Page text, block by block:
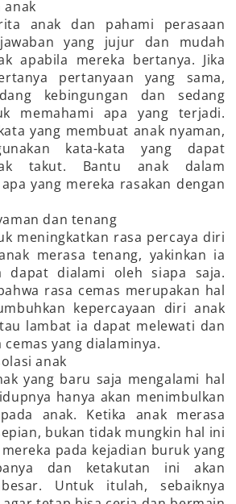
anak
anak dan pahami perasaan
yang jujur dan mudah
apabila mereka bertanya. Jika
pertanyaan yang sama,
kebingungan dan sedang
memahami apa yang terjadi.
yang membuat anak nyaman,
kata-kata yang dapat
takut. Bantu anak dalam
yang mereka rasakan dengan
dan tenang
meningkatkan rasa percaya diri
merasa tenang, yakinkan ia
dapat dialami oleh siapa saja.
rasa cemas merupakan hal
kepercayaan diri anak
lambat ia dapat melewati dan
yang dialaminya.
anak
yang baru saja mengalami hal
hanya akan menimbulkan
anak. Ketika anak merasa
bukan tidak mungkin hal ini
pada kejadian buruk yang
dan ketakutan ini akan
Untuk itulah, sebaiknya